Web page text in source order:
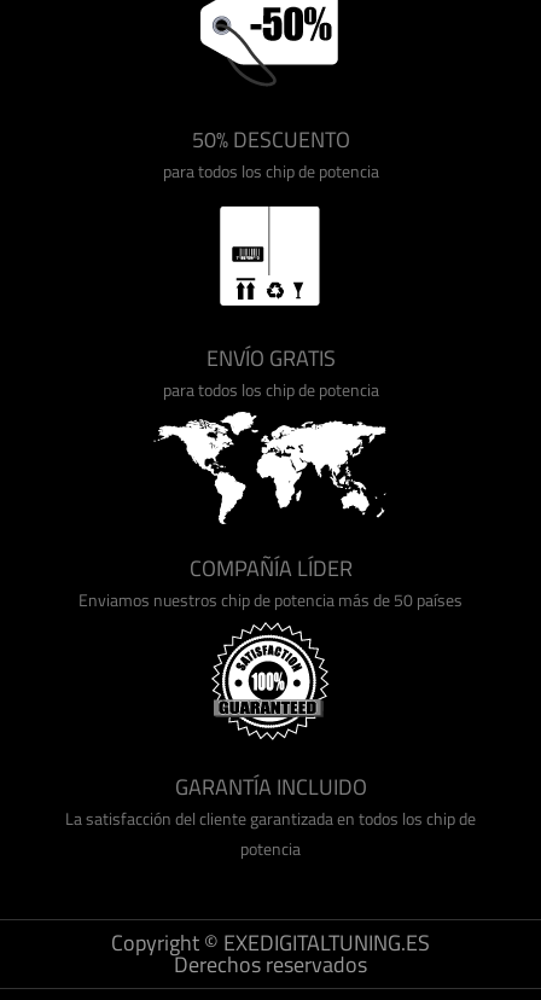
50% DESCUENTO
para todos los chip de potencia
ENVÍO GRATIS
para todos los chip de potencia
COMPAÑÍA LÍDER
Enviamos nuestros chip de potencia más de 50 países
GARANTÍA INCLUIDO
La satisfacción del cliente garantizada en todos los chip de
potencia
Copyright © EXEDIGITALTUNING.ES
Derechos reservados